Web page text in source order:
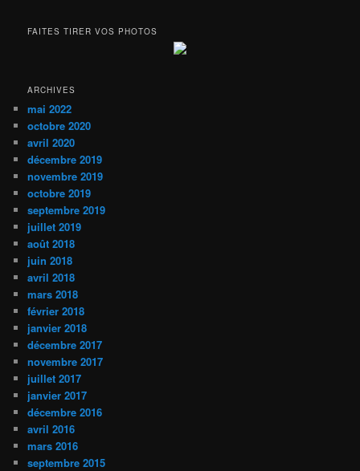
FAITES TIRER VOS PHOTOS
ARCHIVES
mai 2022
octobre 2020
avril 2020
décembre 2019
novembre 2019
octobre 2019
septembre 2019
juillet 2019
août 2018
juin 2018
avril 2018
mars 2018
février 2018
janvier 2018
décembre 2017
novembre 2017
juillet 2017
janvier 2017
décembre 2016
avril 2016
mars 2016
septembre 2015